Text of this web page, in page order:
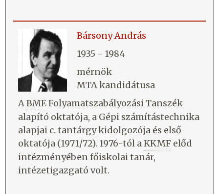
Bársony András
1935 - 1984
mérnök
MTA kandidátusa
ABMEFolyamatszabályozási Tanszék
alapító oktatója, a Gépi számítástechnika
alapjai c. tantárgy kidolgozója és első
oktatója (1971/72). 1976-tól aKKMF előd
intézményében főiskolai tanár,
intézetigazgató volt.